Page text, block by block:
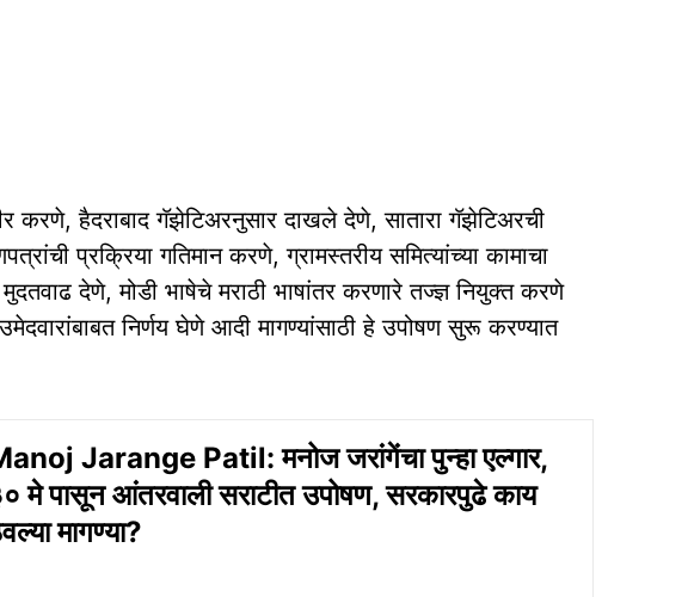
करणे, हैदराबाद गॅझेटिअरनुसार दाखले देणे, सातारा गॅझेटिअरची
प्रक्रिया गतिमान करणे, ग्रामस्तरीय समित्यांच्या कामाचा
देणे, मोडी भाषेचे मराठी भाषांतर करणारे तज्ज्ञ नियुक्त करणे
निर्णय घेणे आदी मागण्यांसाठी हे उपोषण सुरू करण्यात
Jarange Patil: मनोज जरांगेंचा पुन्हा एल्गार,
मे पासून आंतरवाली सराटीत उपोषण, सरकारपुढे काय
मागण्या?